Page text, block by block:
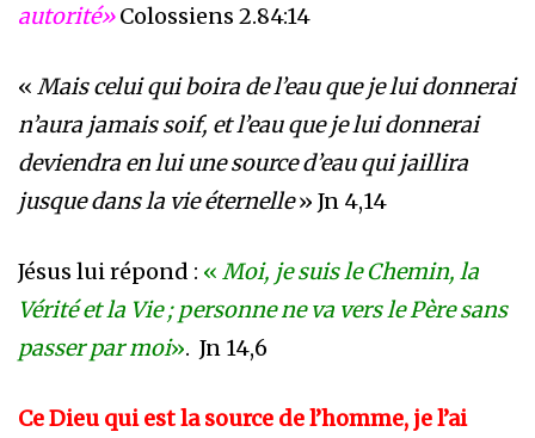
autorité»Colossiens 2.84:14
« Mais celui qui boira de l’eau que je lui donnerai
n’aura jamais soif, et l’eau que je lui donnerai
deviendra en lui une source d’eau qui jaillira
jusque dans la vie éternelle» Jn 4,14
Jésus lui répond : « Moi, je suis le Chemin, la
Vérité et la Vie ; personne ne va vers le Père sans
passer par moi». Jn 14,6
Ce Dieu qui est la source de l’homme, je l’ai